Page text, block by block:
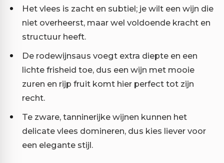
Het vlees is zacht en subtiel; je wilt een wijn die
niet overheerst, maar wel voldoende kracht en
structuur heeft.
De rodewijnsaus voegt extra diepte en een
lichte frisheid toe, dus een wijn met mooie
zuren en rijp fruit komt hier perfect tot zijn
recht.
Te zware, tanninerijke wijnen kunnen het
delicate vlees domineren, dus kies liever voor
een elegante stijl.